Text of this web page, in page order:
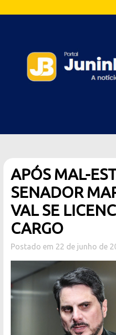
APÓS MAL-
SENADOR
VAL SE
CARGO
Postado em 22 de junho de